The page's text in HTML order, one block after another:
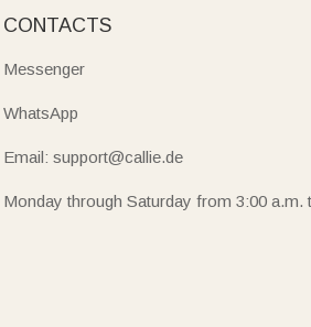
CONTACTS
Messenger
WhatsApp
Email: support@callie.de
Monday through Saturday from 3:00 a.m.